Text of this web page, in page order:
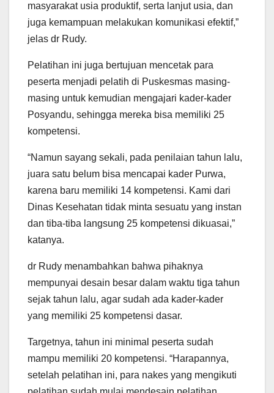
masyarakat usia produktif, serta lanjut usia, dan
juga kemampuan melakukan komunikasi efektif,”
jelas dr Rudy.
Pelatihan ini juga bertujuan mencetak para
peserta menjadi pelatih di Puskesmas masing-
masing untuk kemudian mengajari kader-kader
Posyandu, sehingga mereka bisa memiliki 25
kompetensi.
“Namun sayang sekali, pada penilaian tahun lalu,
juara satu belum bisa mencapai kader Purwa,
karena baru memiliki 14 kompetensi. Kami dari
Dinas Kesehatan tidak minta sesuatu yang instan
dan tiba-tiba langsung 25 kompetensi dikuasai,”
katanya.
dr Rudy menambahkan bahwa pihaknya
mempunyai desain besar dalam waktu tiga tahun
sejak tahun lalu, agar sudah ada kader-kader
yang memiliki 25 kompetensi dasar.
Targetnya, tahun ini minimal peserta sudah
mampu memiliki 20 kompetensi. “Harapannya,
setelah pelatihan ini, para nakes yang mengikuti